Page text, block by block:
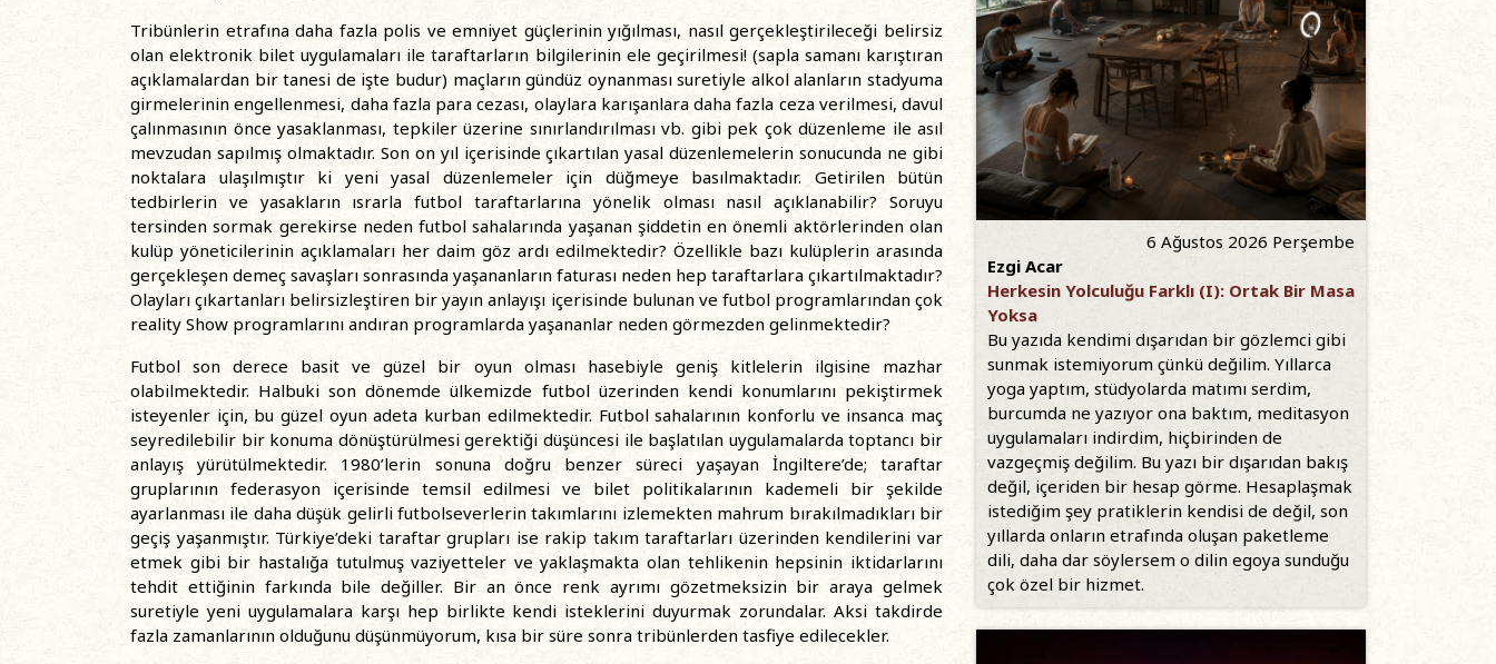
Tribünlerin etrafına daha fazla polis ve emniyet güçlerinin yığılması, nasıl gerçekleştirileceği belirsiz
olan elektronik bilet uygulamaları ile taraftarların bilgilerinin ele geçirilmesi! (sapla samanı karıştıran
açıklamalardan bir tanesi de işte budur) maçların gündüz oynanması suretiyle alkol alanların stadyuma
girmelerinin engellenmesi, daha fazla para cezası, olaylara karışanlara daha fazla ceza verilmesi, davul
çalınmasının önce yasaklanması, tepkiler üzerine sınırlandırılması vb. gibi pek çok düzenleme ile asıl
mevzudan sapılmış olmaktadır. Son on yıl içerisinde çıkartılan yasal düzenlemelerin sonucunda ne gibi
noktalara ulaşılmıştır ki yeni yasal düzenlemeler için düğmeye basılmaktadır. Getirilen bütün
tedbirlerin ve yasakların ısrarla futbol taraftarlarına yönelik olması nasıl açıklanabilir? Soruyu
tersinden sormak gerekirse neden futbol sahalarında yaşanan şiddetin en önemli aktörlerinden olan
kulüp yöneticilerinin açıklamaları her daim göz ardı edilmektedir? Özellikle bazı kulüplerin arasında
gerçekleşen demeç savaşları sonrasında yaşananların faturası neden hep taraftarlara çıkartılmaktadır?
Olayları çıkartanları belirsizleştiren bir yayın anlayışı içerisinde bulunan ve futbol programlarından çok
reality Show programlarını andıran programlarda yaşananlar neden görmezden gelinmektedir?
Futbol son derece basit ve güzel bir oyun olması hasebiyle geniş kitlelerin ilgisine mazhar
olabilmektedir. Halbuki son dönemde ülkemizde futbol üzerinden kendi konumlarını pekiştirmek
isteyenler için, bu güzel oyun adeta kurban edilmektedir. Futbol sahalarının konforlu ve insanca maç
seyredilebilir bir konuma dönüştürülmesi gerektiği düşüncesi ile başlatılan uygulamalarda toptancı bir
anlayış yürütülmektedir. 1980’lerin sonuna doğru benzer süreci yaşayan İngiltere’de; taraftar
gruplarının federasyon içerisinde temsil edilmesi ve bilet politikalarının kademeli bir şekilde
ayarlanması ile daha düşük gelirli futbolseverlerin takımlarını izlemekten mahrum bırakılmadıkları bir
geçiş yaşanmıştır. Türkiye’deki taraftar grupları ise rakip takım taraftarları üzerinden kendilerini var
etmek gibi bir hastalığa tutulmuş vaziyetteler ve yaklaşmakta olan tehlikenin hepsinin iktidarlarını
tehdit ettiğinin farkında bile değiller. Bir an önce renk ayrımı gözetmeksizin bir araya gelmek
suretiyle yeni uygulamalara karşı hep birlikte kendi isteklerini duyurmak zorundalar. Aksi takdirde
fazla zamanlarının olduğunu düşünmüyorum, kısa bir süre sonra tribünlerden tasfiye edilecekler.
6 Ağustos 2026 Perşembe
Ezgi Acar
Herkesin Yolculuğu Farklı (I): Ortak Bir Masa
Yoksa
Bu yazıda kendimi dışarıdan bir gözlemci gibi
sunmak istemiyorum çünkü değilim. Yıllarca
yoga yaptım, stüdyolarda matımı serdim,
burcumda ne yazıyor ona baktım, meditasyon
uygulamaları indirdim, hiçbirinden de
vazgeçmiş değilim. Bu yazı bir dışarıdan bakış
değil, içeriden bir hesap görme. Hesaplaşmak
istediğim şey pratiklerin kendisi de değil, son
yıllarda onların etrafında oluşan paketleme
dili, daha dar söylersem o dilin egoya sunduğu
çok özel bir hizmet.